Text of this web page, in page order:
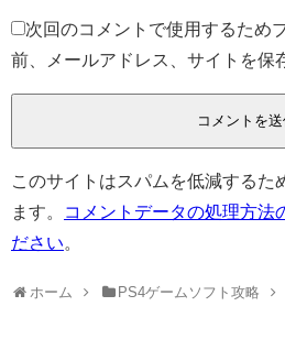
次回のコメントで使用するため
前、メールアドレス、サイトを保
このサイトはスパムを低減するた
ます。
コメントデータの処理方法
ださい。
ホーム PS4ゲームソフト攻略